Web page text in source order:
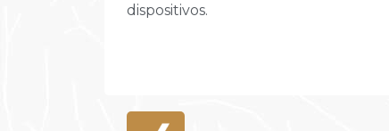
dispositivos.